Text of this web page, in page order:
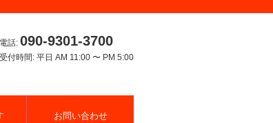
電話: 090-9301-3700
受付時間: 平日 AM 11:00 〜 PM 5:00
お問い合わせ